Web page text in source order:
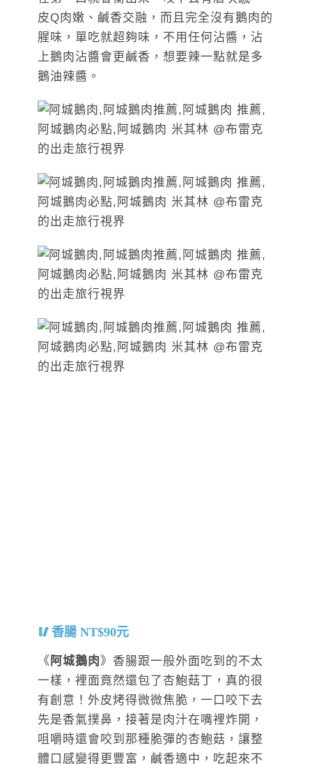
皮Q肉嫩、鹹香交融，而且完全沒有鵝肉的
腥味，單吃就超夠味，不用任何沾醬，沾
上鵝肉沾醬會更鹹香，想要辣一點就是多
鵝油辣醬。
香腸 NT$90元
《 阿城鵝肉》香腸跟一般外面吃到的不太
一樣，裡面竟然還包了杏鮑菇丁，真的很
有創意！外皮烤得微微焦脆，一口咬下去
先是香氣撲鼻，接著是肉汁在嘴裡炸開，
咀嚼時還會咬到那種脆彈的杏鮑菇，讓整
體口感變得更豐富，鹹香適中，吃起來不